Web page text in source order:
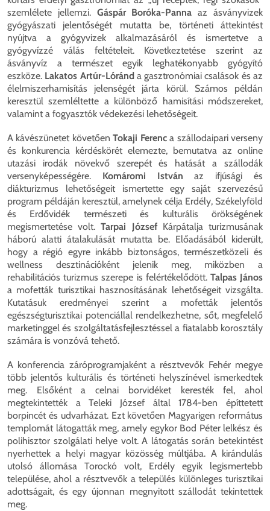
szemlélete jellemzi. Gáspár Boróka-Panna az ásványvizek
gyógyászati jelentőségét mutatta be, történeti áttekintést
nyújtva a gyógyvizek alkalmazásáról és ismertetve a
gyógyvízzé válás feltételeit. Következtetése szerint az
ásványvíz a természet egyik leghatékonyabb gyógyító
eszköze. Lakatos Artúr-Lóránda gasztronómiai csalások és az
élelmiszerhamisítás jelenségét járta körül. Számos példán
keresztül szemléltette a különböző hamisítási módszereket,
valamint a fogyasztók védekezési lehetőségeit.
A kávészünetet követőenTokaji Ferenca szállodaipari verseny
és konkurencia kérdéskörét elemezte, bemutatva az online
utazási irodák növekvő szerepét és hatását a szállodák
versenyképességére. Komáromi István az ifjúsági és
diákturizmus lehetőségeit ismertette egy saját szervezésű
program példáján keresztül, amelynek célja Erdély, Székelyföld
és Erdővidék természeti és kulturális örökségének
megismertetése volt.Tarpai JózsefKárpátalja turizmusának
háború alatti átalakulását mutatta be. Előadásából kiderült,
hogy a régió egyre inkább biztonságos, természetközeli és
wellness desztinációként jelenik meg, miközben a
rehabilitációs turizmus szerepe is felértékelődött. Talpas János
a mofetták turisztikai hasznosításának lehetőségeit vizsgálta.
Kutatásuk eredményei szerint a mofetták jelentős
egészségturisztikai potenciállal rendelkezhetne, sőt, megfelelő
marketinggel és szolgáltatásfejlesztéssel a fiatalabb korosztály
számára is vonzóvá tehető.
A konferencia záróprogramjaként a résztvevők Fehér megye
több jelentős kulturális és történeti helyszínével ismerkedtek
meg. Elsőként a celnai borvidéket keresték fel, ahol
megtekintették a Teleki József által 1784-ben építtetett
borpincét és udvarházat. Ezt követően Magyarigen református
templomát látogatták meg, amely egykor Bod Péter lelkész és
polihisztor szolgálati helye volt. A látogatás során betekintést
nyerhettek a helyi magyar közösség múltjába. A kirándulás
utolsó állomása Torockó volt, Erdély egyik legismertebb
települése, ahol a résztvevők a település különleges turisztikai
adottságait, és egy újonnan megnyitott szállodát tekintettek
meg.